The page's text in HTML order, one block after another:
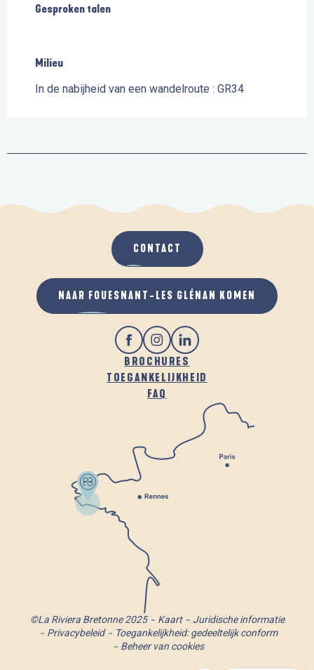
Gesproken talen
Gesproken talen
Milieu
Milieu
In de nabijheid van een wandelroute : GR34
BROCHURES
TOEGANKELIJKHEID
FAQ
CONTACT
NAAR FOUESNANT-LES GLÉNAN KOMEN
©La Riviera Bretonne 2025 Kaart
Juridische informatie
Privacybeleid
Toegankelijkheid: gedeeltelijk conform
Beheer van cookies